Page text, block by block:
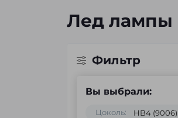
Лед лампы
Фильтр
Вы выбрали:
Цоколь: HB4 (9006)